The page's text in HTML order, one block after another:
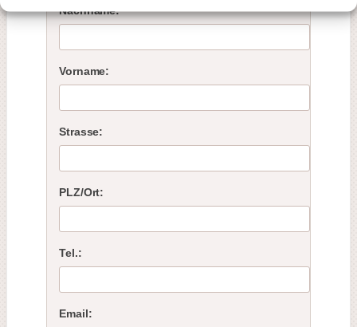
Nachname:
Vorname:
Strasse:
PLZ/Ort:
Tel.:
Email: